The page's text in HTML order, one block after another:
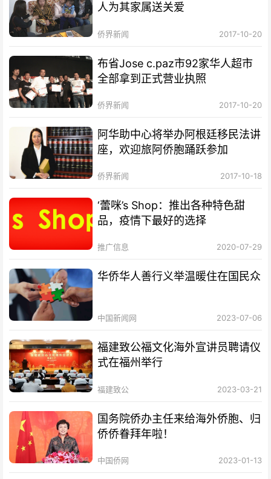
人为其家属送关爱
侨界新闻 2017-10-20
布省Jose c.paz市92家华人超市
全部拿到正式营业执照
侨界新闻 2017-10-20
阿华助中心将举办阿根廷移民法讲
座，欢迎旅阿侨胞踊跃参加
侨界新闻 2017-10-18
‘蕾咪’s Shop：推出各种特色甜
品，疫情下最好的选择
推广信息 2020-07-29
华侨华人善行义举温暖住在国民众
中国新闻网 2023-07-06
福建致公福文化海外宣讲员聘请仪
式在福州举行
福建致公 2023-03-21
国务院侨办主任来给海外侨胞、归
侨侨眷拜年啦！
中国侨网 2023-01-13